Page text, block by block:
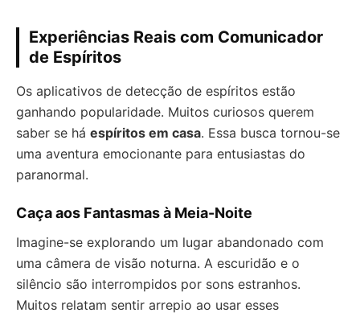
Experiências Reais com Comunicador
de Espíritos
Os aplicativos de detecção de espíritos estão
ganhando popularidade. Muitos curiosos querem
saber se há espíritos em casa. Essa busca tornou-se
uma aventura emocionante para entusiastas do
paranormal.
Caça aos Fantasmas à Meia-Noite
Imagine-se explorando um lugar abandonado com
uma câmera de visão noturna. A escuridão e o
silêncio são interrompidos por sons estranhos.
Muitos relatam sentir arrepio ao usar esses